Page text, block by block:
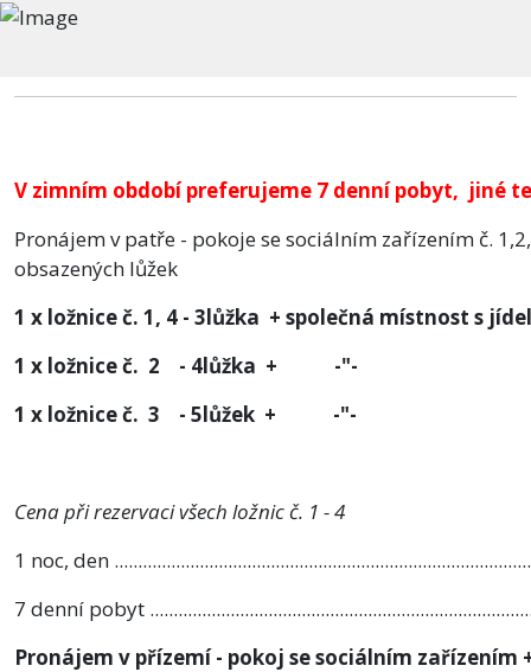
V zimním období preferujeme 7 denní pobyt, jiné
Pronájem v patře - pokoje se sociálním zařízením č.
obsazených lůžek
1 x ložnice č. 1, 4 - 3lůžka + společná místnost s
1 x ložnice č. 2 - 4lůžka + -"-
1 x ložnice č. 3 - 5lůžek + -"-
Cena při rezervaci všech ložnic č. 1 - 4
1 noc, den
7 denní pobyt
Pronájem v přízemí - pokoj se sociálním zařízením